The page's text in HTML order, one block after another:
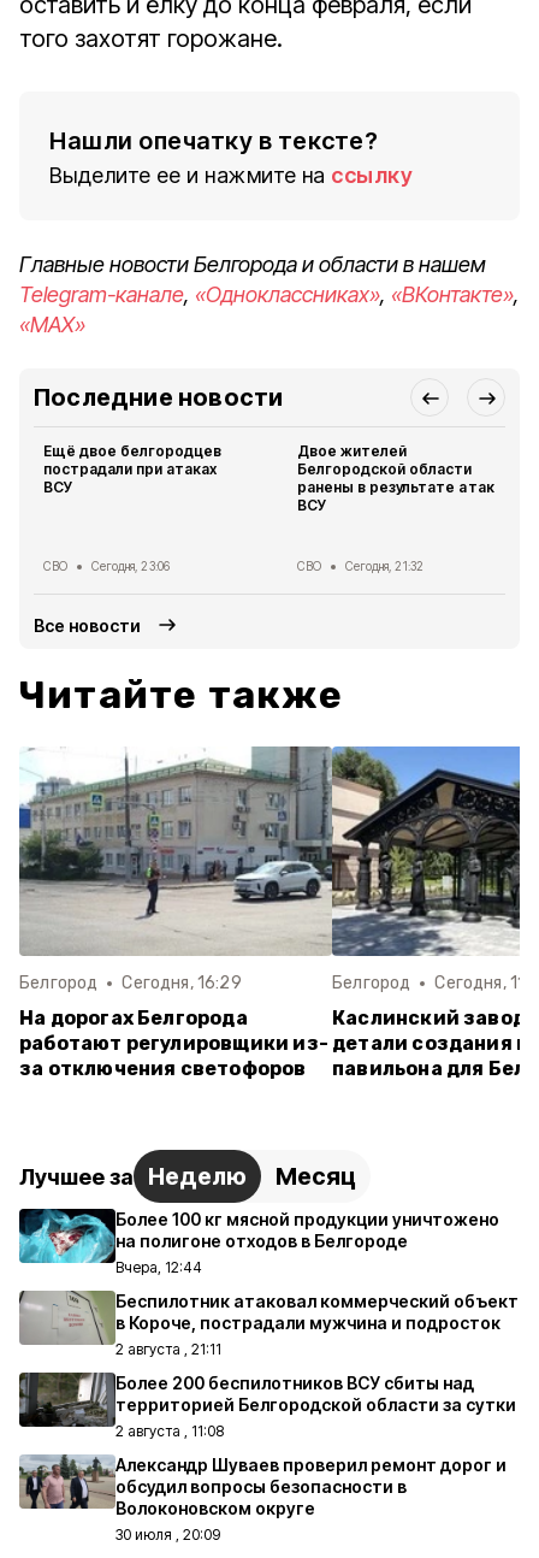
того захотят горожане.
Нашли опечатку в тексте?
Выделите ее и нажмите на ссылку
Главные новости Белгорода и области в нашем
Telegram-канале, «Одноклассниках», «ВКонтакте»,
«MAX»
Последние новости
Ещё двое белгородцев
пострадали при атаках
ВСУ
СВО Сегодня, 23:06
Двое жителей
Белгородской области
ранены в результате атак
ВСУ
СВО Сегодня, 21:32
Все новости
Читайте также
Белгород Сегодня, 16:29
На дорогах Белгорода
работают регулировщики из-
за отключения светофоров
Белгород Сегодня,
Каслинский завод
детали создания
павильона для
Лучшее за Неделю Месяц
Более 100 кг мясной продукции уничтожено
на полигоне отходов в Белгороде
Вчера, 12:44
Беспилотник атаковал коммерческий объект
в Короче, пострадали мужчина и подросток
2 августа , 21:11
Более 200 беспилотников ВСУ сбиты над
территорией Белгородской области за сутки
2 августа , 11:08
Александр Шуваев проверил ремонт дорог и
обсудил вопросы безопасности в
Волоконовском округе
30 июля , 20:09